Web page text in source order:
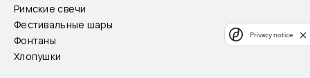
Римские свечи
Фестивальные шары
Фонтаны
Хлопушки
Privacy notice